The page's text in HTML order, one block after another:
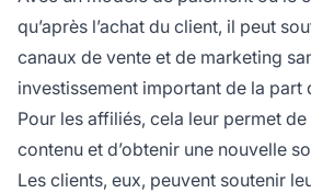
qu’après l’achat du client, il peut
canaux de vente et de marketing
investissement important de la part
Pour les affiliés, cela leur permet
contenu et d’obtenir une nouvelle
Les clients, eux, peuvent soutenir